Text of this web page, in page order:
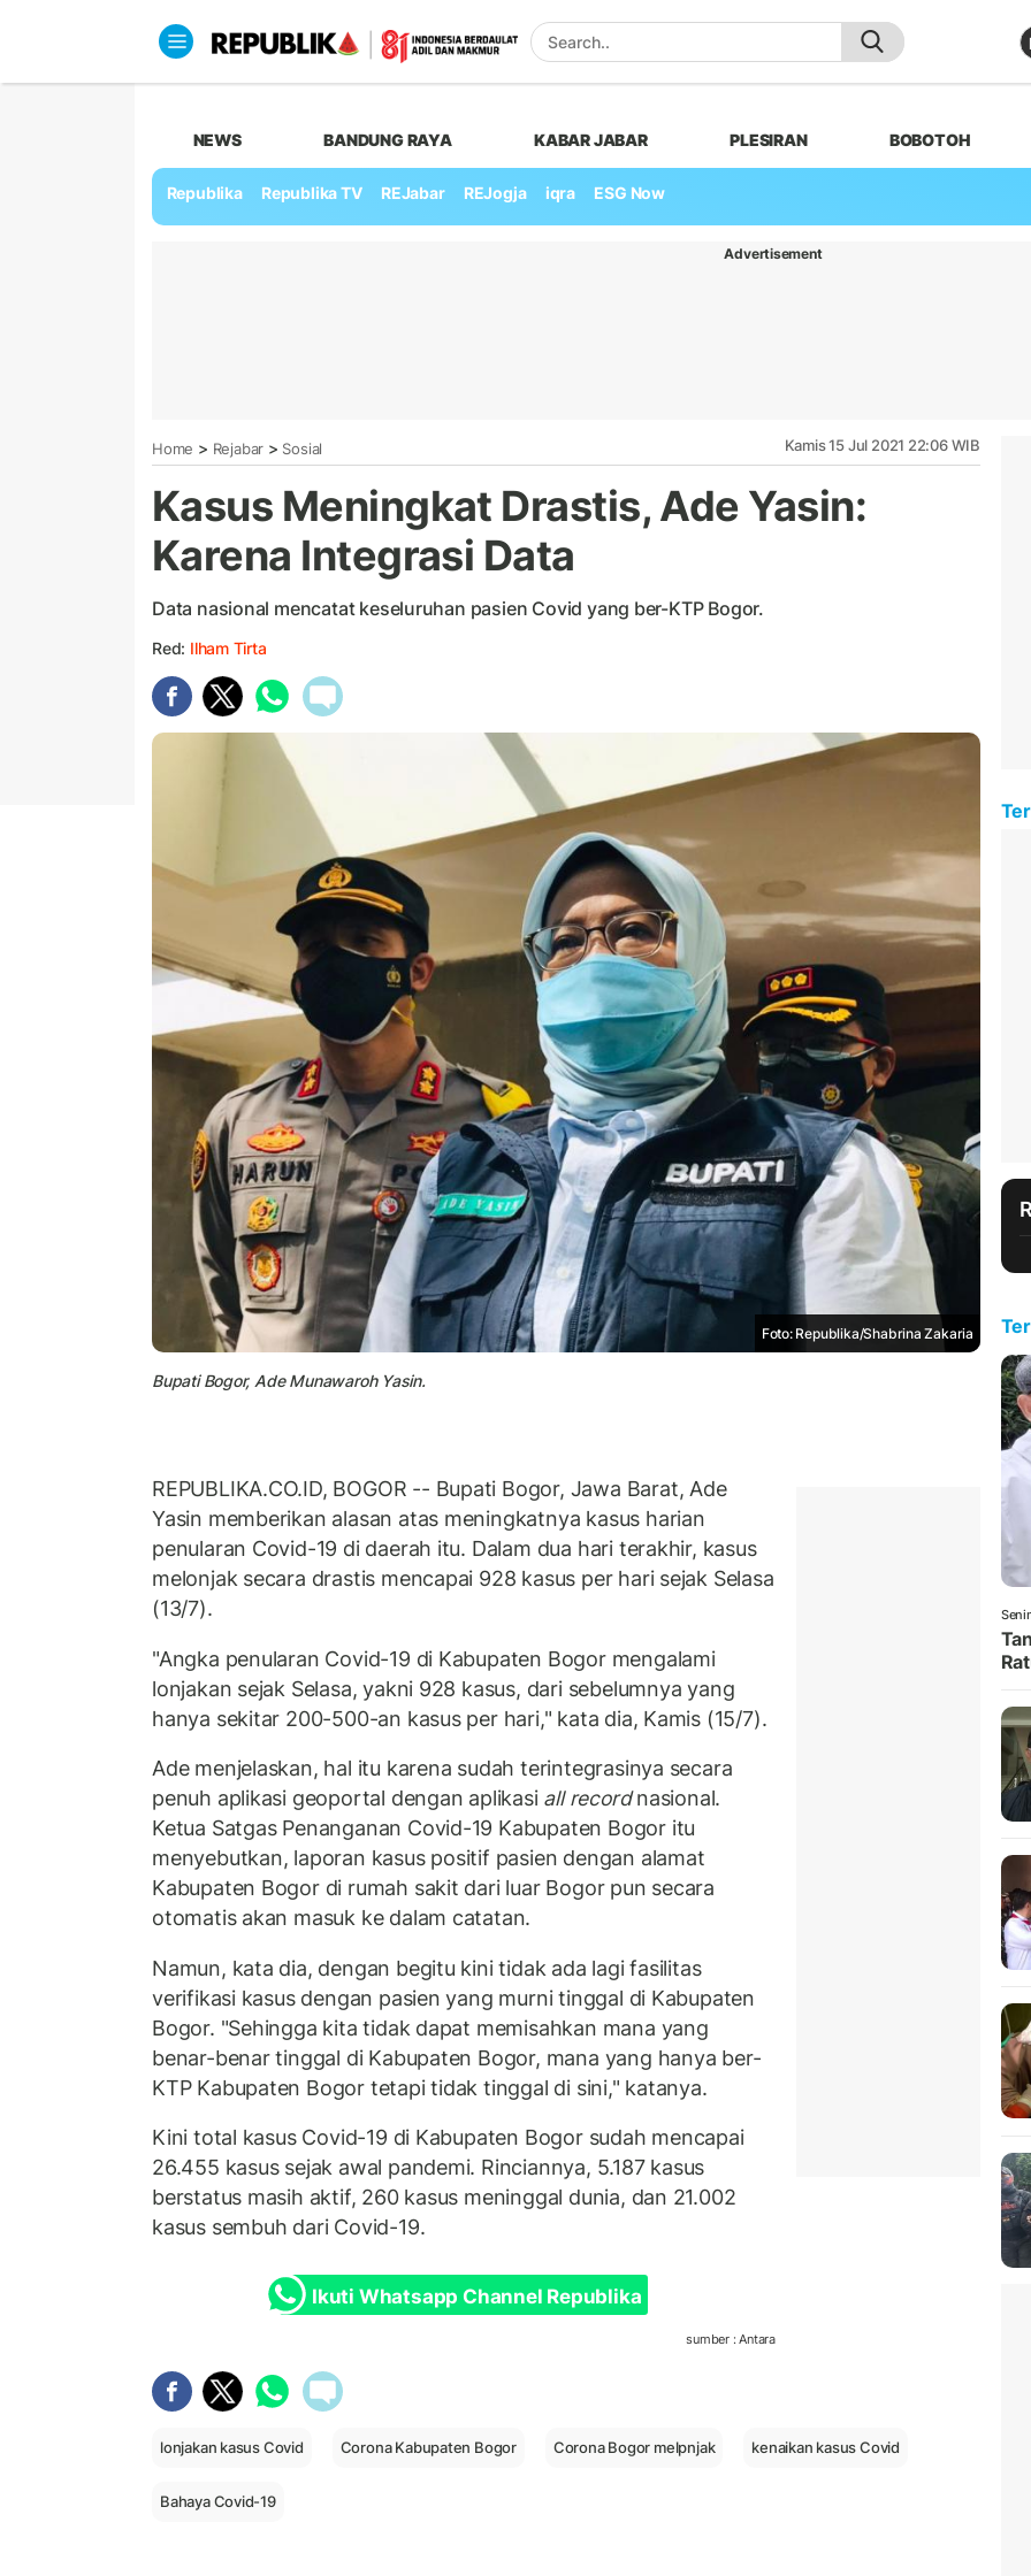
NEWS BANDUNG RAYA KABAR JABAR PLESIRAN BOBOTOH
Republika Republika TV REJabar REJogja iqra ESG Now
Advertisement
Home > Rejabar > Sosial Kamis 15 Jul 2021 22:06 WIB
Kasus Meningkat Drastis, Ade Yasin:
Karena Integrasi Data
Data nasional mencatat keseluruhan pasien Covid yang ber-KTP Bogor.
Red: Ilham Tirta
Foto: Republika/Shabrina Zakaria
Bupati Bogor, Ade Munawaroh Yasin.
REPUBLIKA.CO.ID, BOGOR -- Bupati Bogor, Jawa Barat, Ade
Yasin memberikan alasan atas meningkatnya kasus harian
penularan Covid-19 di daerah itu. Dalam dua hari terakhir, kasus
melonjak secara drastis mencapai 928 kasus per hari sejak Selasa
(13/7).
"Angka penularan Covid-19 di Kabupaten Bogor mengalami
lonjakan sejak Selasa, yakni 928 kasus, dari sebelumnya yang
hanya sekitar 200-500-an kasus per hari," kata dia, Kamis (15/7).
Ade menjelaskan, hal itu karena sudah terintegrasinya secara
penuh aplikasi geoportal dengan aplikasi all recordnasional.
Ketua Satgas Penanganan Covid-19 Kabupaten Bogor itu
menyebutkan, laporan kasus positif pasien dengan alamat
Kabupaten Bogor di rumah sakit dari luar Bogor pun secara
otomatis akan masuk ke dalam catatan.
Namun, kata dia, dengan begitu kini tidak ada lagi fasilitas
verifikasi kasus dengan pasien yang murni tinggal di Kabupaten
Bogor. "Sehingga kita tidak dapat memisahkan mana yang
benar-benar tinggal di Kabupaten Bogor, mana yang hanya ber-
KTP Kabupaten Bogor tetapi tidak tinggal di sini," katanya.
Kini total kasus Covid-19 di Kabupaten Bogor sudah mencapai
26.455 kasus sejak awal pandemi. Rinciannya, 5.187 kasus
berstatus masih aktif, 260 kasus meninggal dunia, dan 21.002
kasus sembuh dari Covid-19.
Ikuti Whatsapp Channel Republika
sumber : Antara
lonjakan kasus Covid Corona Kabupaten Bogor Corona Bogor melpnjak kenaikan kasus Covid
Bahaya Covid-19